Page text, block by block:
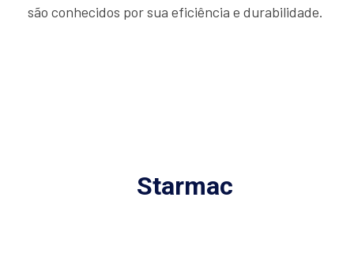
são conhecidos por sua eficiência e durabilidade.
Starmac